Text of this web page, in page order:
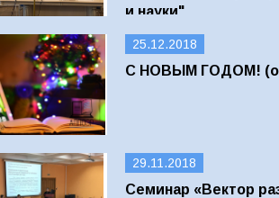
и науки"
25.12.2018
С НОВЫМ ГОДОМ! (об
29.11.2018
Семинар «Вектор